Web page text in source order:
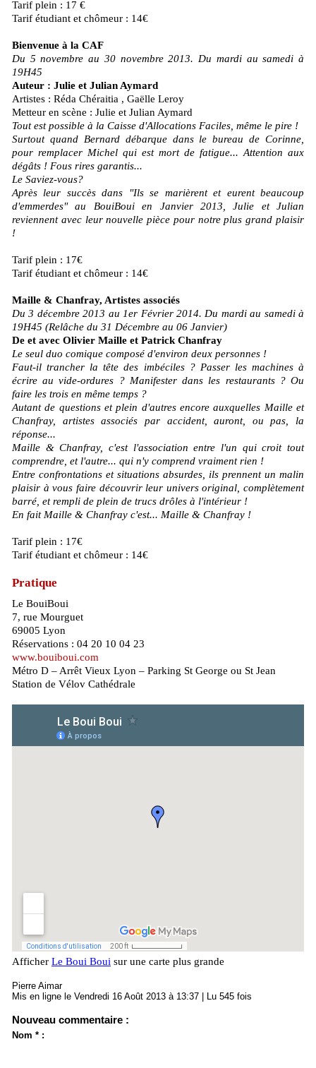
Tarif plein : 17 €
Tarif étudiant et chômeur : 14€
Bienvenue à la CAF
Du 5 novembre au 30 novembre 2013. Du mardi au samedi à
19H45
Auteur : Julie et Julian Aymard
Artistes : Réda Chéraitia , Gaëlle Leroy
Metteur en scène : Julie et Julian Aymard
Tout est possible à la Caisse d'Allocations Faciles, même le pire !
Surtout quand Bernard débarque dans le bureau de Corinne,
pour remplacer Michel qui est mort de fatigue... Attention aux
dégâts ! Fous rires garantis...
Le Saviez-vous?
Après leur succès dans "Ils se marièrent et eurent beaucoup
d'emmerdes" au BouiBoui en Janvier 2013, Julie et Julian
reviennent avec leur nouvelle pièce pour notre plus grand plaisir
!
Tarif plein : 17€
Tarif étudiant et chômeur : 14€
Maille & Chanfray, Artistes associés
Du 3 décembre 2013 au 1er Février 2014. Du mardi au samedi à
19H45 (Relâche du 31 Décembre au 06 Janvier)
De et avec Olivier Maille et Patrick Chanfray
Le seul duo comique composé d'environ deux personnes !
Faut-il trancher la tête des imbéciles ? Passer les machines à
écrire au vide-ordures ? Manifester dans les restaurants ? Ou
faire les trois en même temps ?
Autant de questions et plein d'autres encore auxquelles Maille et
Chanfray, artistes associés par accident, auront, ou pas, la
réponse...
Maille & Chanfray, c'est l'association entre l'un qui croit tout
comprendre, et l'autre... qui n'y comprend vraiment rien !
Entre confrontations et situations absurdes, ils prennent un malin
plaisir à vous faire découvrir leur univers original, complètement
barré, et rempli de plein de trucs drôles à l'intérieur !
En fait Maille & Chanfray c'est... Maille & Chanfray !
Tarif plein : 17€
Tarif étudiant et chômeur : 14€
Pratique
Le BouiBoui
7, rue Mourguet
69005 Lyon
Réservations : 04 20 10 04 23
www.bouiboui.com
Métro D – Arrêt Vieux Lyon – Parking St George ou St Jean
Station de Vélov Cathédrale
Afficher Le Boui Boui sur une carte plus grande
Pierre Aimar
Mis en ligne le Vendredi 16 Août 2013 à 13:37 | Lu 545 fois
Nouveau commentaire :
Nom * :